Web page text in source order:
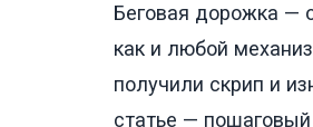
Беговая дорожка —
как и любой
получили скрип и
статье —